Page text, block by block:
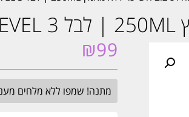
₪99
מתנה! שמפו ללא מלחים מעניק